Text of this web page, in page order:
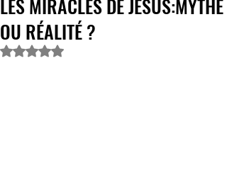
LES MIRACLES DE JÉSUS:MYTHE
OU RÉALITÉ ?
Noté NaN étoiles sur 5.